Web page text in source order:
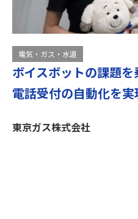
電気・ガス・水道
ボイスボットの課題
電話受付の自動化を実
東京ガス株式会社